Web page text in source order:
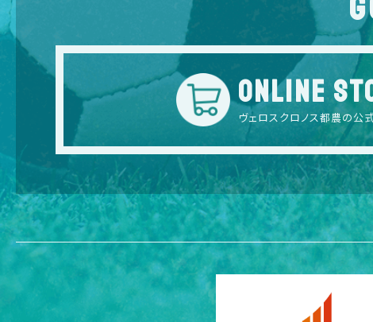
ONLINE
ヴェロスクロノス都農の公